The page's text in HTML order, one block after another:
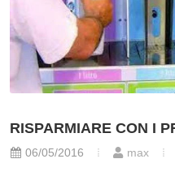
RISPARMIARE CON I
06/05/2016 max